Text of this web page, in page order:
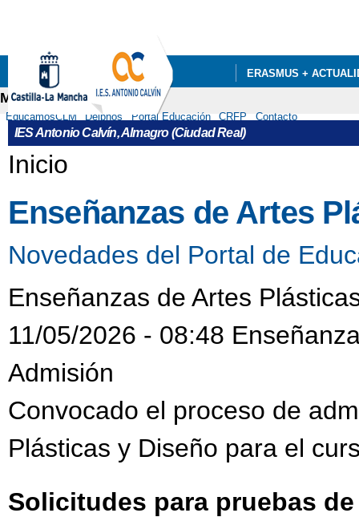
ERASMUS +
Menú secundario
EducamosCLM Delphos Portal Educación CRFP Contacto
IES Antonio Calvín, Almagro (Ciudad Real)
Se encuentra usted aquí
Inicio
Enseñanzas de Artes
Novedades del Portal de
Enseñanzas de Artes
11/05/2026 - 08:48
Admisión
Convocado el proceso de
Plásticas y Diseño para el
Solicitudes para pruebas